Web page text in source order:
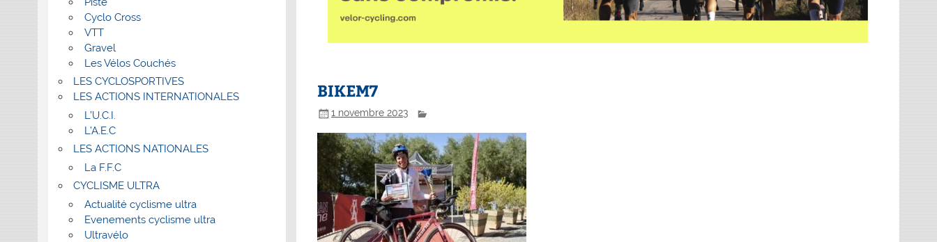
BIKEM7
1 novembre 2023
Cyclo Cross
VTT
Gravel
Les Vélos Couchés
LES CYCLOSPORTIVES
LES ACTIONS INTERNATIONALES
L’U.C.I.
L’A.E.C
LES ACTIONS NATIONALES
La F.F.C
CYCLISME ULTRA
Actualité cyclisme ultra
Evenements cyclisme ultra
Ultravélo